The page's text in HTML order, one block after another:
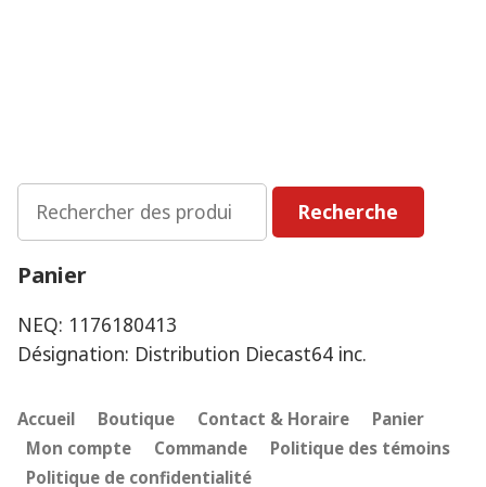
Recherche
Panier
NEQ: 1176180413
Désignation: Distribution Diecast64 inc.
Accueil Boutique Contact & Horaire
Panier
Mon compte
Commande
Politique des témoins
Politique de confidentialité